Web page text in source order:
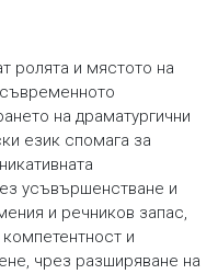
ролята и мястото на
на драматургични
език спомага за
усъвършенстване и
и речников запас,
и
чрез разширяване на